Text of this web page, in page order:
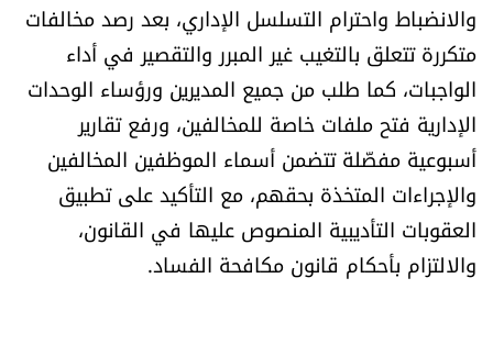
الصحافة الإسرائيلية
ثقافة وفنون
فصل من كتاب
اقرأ تضحك
والانضباط واحترام التسلسل الإداري، بعد رصد مخالفات
متكررة تتعلق بالتغيب غير المبرر والتقصير في أداء
الواجبات، كما طلب من جميع المديرين ورؤساء الوحدات
الإدارية فتح ملفات خاصة للمخالفين، ورفع تقارير
أسبوعية مفصّلة تتضمن أسماء الموظفين المخالفين
والإجراءات المتخذة بحقهم، مع التأكيد على تطبيق
العقوبات التأديبية المنصوص عليها في القانون،
والالتزام بأحكام قانون مكافحة الفساد.